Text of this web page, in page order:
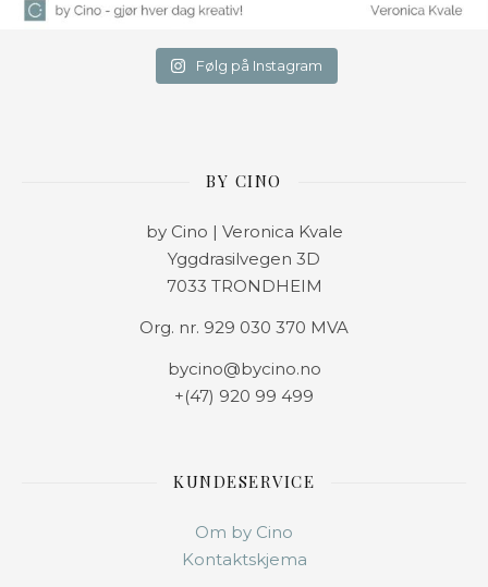
Følg på Instagram
BY CINO
by Cino | Veronica Kvale
Yggdrasilvegen 3D
7033 TRONDHEIM
Org. nr. 929 030 370 MVA
bycino@bycino.no
+(47) 920 99 499
KUNDESERVICE
Om by Cino
Kontaktskjema